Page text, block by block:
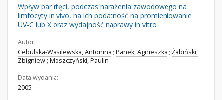
Wpływ par rtęci, podczas narażenia zawodowego na
limfocyty in vivo, na ich podatność na promieniowanie
UV-C lub X oraz wydajność naprawy in vitro
Autor:
Cebulska-Wasilewska, Antonina ; Panek, Agnieszka ; Żabiński,
Zbigniew ; Moszczyński, Paulin
Data wydania:
2005